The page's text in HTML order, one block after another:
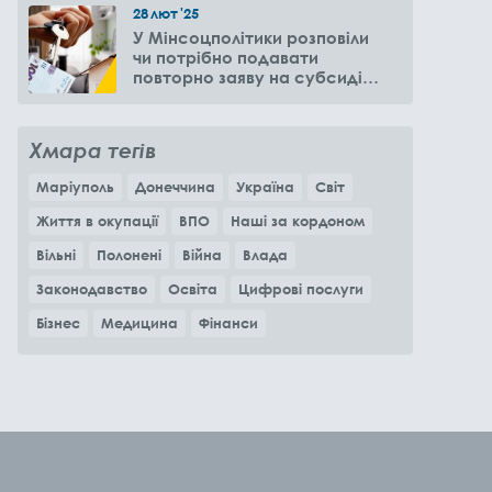
28лют'25
У Мінсоцполітики розповіли
чи потрібно подавати
повторно заяву на субсидію
Хмара тегів
Маріуполь Донеччина Україна
Світ
Життя в окупації
ВПО
Наші за кордоном
Вільні
Полонені Війна
Влада
Законодавство
Освіта
Цифрові послуги
Бізнес
Медицина Фінанси